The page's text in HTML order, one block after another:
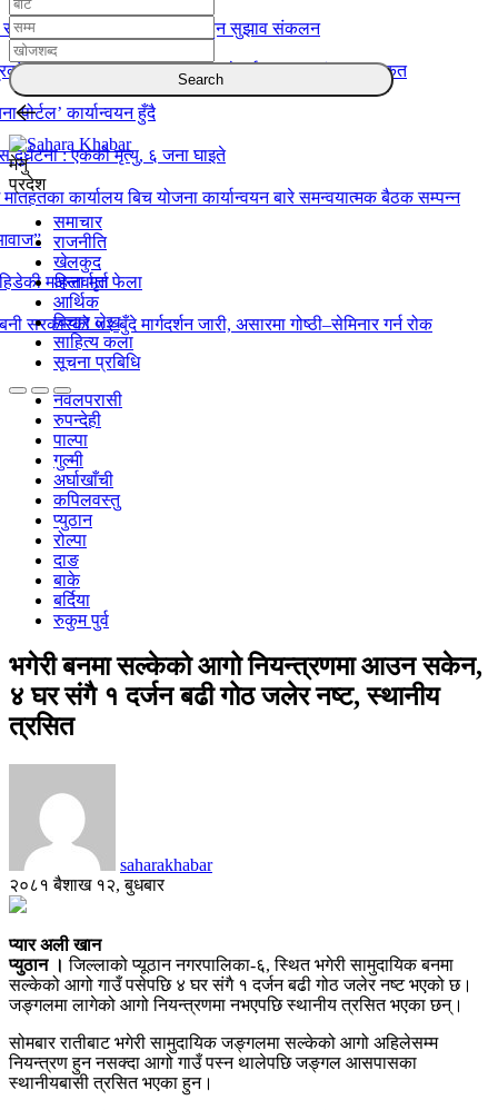
र संगठन सुदृढीकरणमा एकताबद्ध हुन सुझाव संकलन
बार्षिक समिक्षा सम्पन्न: उत्कृष्ट हुने दुई स्वास्थ्य संस्था पुरस्कृत
पोर्टल’ कार्यान्वयन हुँदै
दुर्घटना : एकको मृत्यु, ६ जना घाइते
कार्यालय बिच योजना कार्यान्वयन बारे समन्वयात्मक बैठक सम्पन्न
महिला मृत फेला
सरकारको ५२ बुँदे मार्गदर्शन जारी, असारमा गोष्ठी–सेमिनार गर्न रोक
मेनु
प्रदेश
समाचार
राजनीति
खेलकुद
अन्तर्वार्ता
आर्थिक
बिचार लेख
साहित्य कला
सूचना प्रबिधि
नवलपरासी
रुपन्देही
पाल्पा
गुल्मी
अर्घाखाँची
कपिलवस्तु
प्युठान
रोल्पा
दाङ
बाके
बर्दिया
रुकुम पुर्व
भगेरी बनमा सल्केको आगो नियन्त्रणमा आउन सकेन,
४ घर संगै १ दर्जन बढी गोठ जलेर नष्ट, स्थानीय
त्रसित
saharakhabar
२०८१ बैशाख १२, बुधबार
प्यार अली खान
प्युठान । जिल्लाको प्यूठान नगरपालिका-६, स्थित भगेरी सामुदायिक बनमा
सल्केको आगो गाउँ पसेपछि ४ घर संगै १ दर्जन बढी गोठ जलेर नष्ट भएको छ।
जङ्गलमा लागेको आगो नियन्त्रणमा नभएपछि स्थानीय त्रसित भएका छन्।
सोमबार रातीबाट भगेरी सामुदायिक जङ्गलमा सल्केको आगो अहिलेसम्म
नियन्त्रण हुन नसक्दा आगो गाउँ पस्न थालेपछि जङ्गल आसपासका
स्थानीयबासी त्रसित भएका हुन।